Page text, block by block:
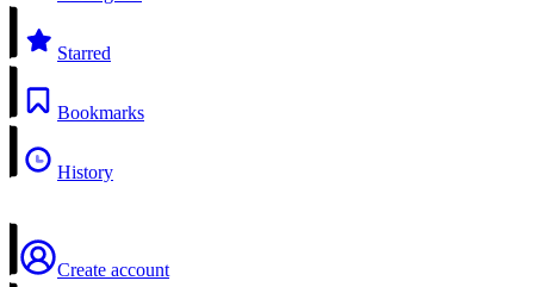
Starred
Bookmarks
History
Create account